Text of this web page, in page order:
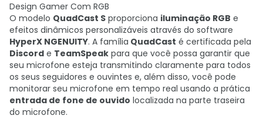
Design Gamer Com RGB
O modelo QuadCast S proporciona iluminação RGB e
efeitos dinâmicos personalizáveis através do software
HyperX NGENUITY. A família QuadCast é certificada pela
Discord e TeamSpeak para que você possa garantir que
seu microfone esteja transmitindo claramente para todos
os seus seguidores e ouvintes e, além disso, você pode
monitorar seu microfone em tempo real usando a prática
entrada de fone de ouvido localizada na parte traseira
do microfone.